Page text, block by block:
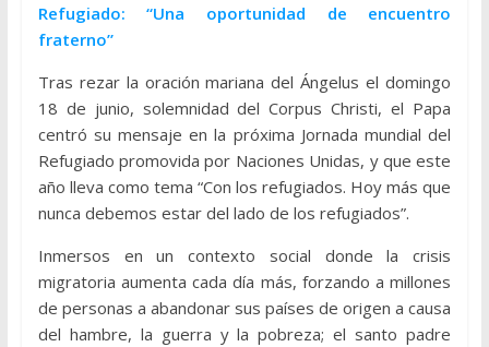
Refugiado: “Una oportunidad de encuentro
fraterno”
Tras rezar la oración mariana del Ángelus el domingo
18 de junio, solemnidad del Corpus Christi, el Papa
centró su mensaje en la próxima Jornada mundial del
Refugiado promovida por Naciones Unidas, y que este
año lleva como tema “Con los refugiados. Hoy más que
nunca debemos estar del lado de los refugiados”.
Inmersos en un contexto social donde la crisis
migratoria aumenta cada día más, forzando a millones
de personas a abandonar sus países de origen a causa
del hambre, la guerra y la pobreza; el santo padre